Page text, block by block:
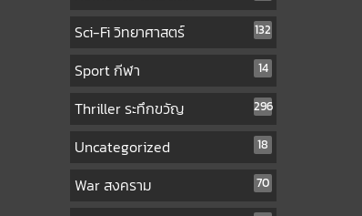
Sci-Fi วิทยาศาสตร์ 132
Sport กีฬา 14
Thriller ระทึกขวัญ 296
Uncategorized 18
War สงคราม 70